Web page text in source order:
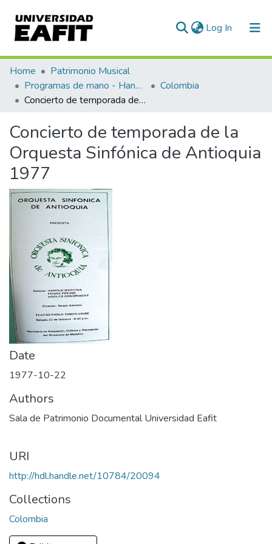
Log In (current)
Communities & Collections
All of DSpace
Home
Patrimonio Musical
Programas de mano - Hand programs
Colombia
Concierto de temporada de la Orquesta Sinfónica de Antioquia 1977
Concierto de temporada de la
Orquesta Sinfónica de Antioquia
1977
Date
1977-10-22
Authors
Sala de Patrimonio Documental Universidad Eafit
URI
http://hdl.handle.net/10784/20094
Collections
Colombia